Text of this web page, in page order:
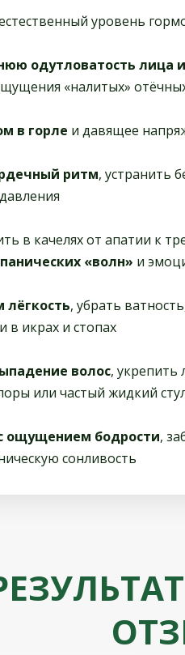
уровень
одутловатость лица
«налитых»
в горле и давящее
ритм, устранить
в качелях от апатии к
«волн» и
лёгкость, убрать
в икрах и стопах
волос, укрепить
или частый жидкий
ощущением бодрости,
сонливость